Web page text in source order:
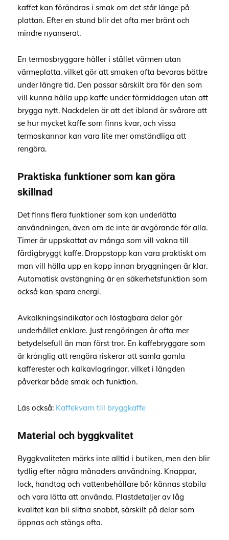
kaffet kan förändras i smak om det står länge på
plattan. Efter en stund blir det ofta mer bränt och
mindre nyanserat.
En termosbryggare håller i stället värmen utan
värmeplatta, vilket gör att smaken ofta bevaras bättre
under längre tid. Den passar särskilt bra för den som
vill kunna hälla upp kaffe under förmiddagen utan att
brygga nytt. Nackdelen är att det ibland är svårare att
se hur mycket kaffe som finns kvar, och vissa
termoskannor kan vara lite mer omständliga att
rengöra.
Praktiska funktioner som kan göra
skillnad
Det finns flera funktioner som kan underlätta
användningen, även om de inte är avgörande för alla.
Timer är uppskattat av många som vill vakna till
färdigbryggt kaffe. Droppstopp kan vara praktiskt om
man vill hälla upp en kopp innan bryggningen är klar.
Automatisk avstängning är en säkerhetsfunktion som
också kan spara energi.
Avkalkningsindikator och löstagbara delar gör
underhållet enklare. Just rengöringen är ofta mer
betydelsefull än man först tror. En kaffebryggare som
är krånglig att rengöra riskerar att samla gamla
kafferester och kalkavlagringar, vilket i längden
påverkar både smak och funktion.
Läs också: Kaffekvarn till bryggkaffe
Material och byggkvalitet
Byggkvaliteten märks inte alltid i butiken, men den blir
tydlig efter några månaders användning. Knappar,
lock, handtag och vattenbehållare bör kännas stabila
och vara lätta att använda. Plastdetaljer av låg
kvalitet kan bli slitna snabbt, särskilt på delar som
öppnas och stängs ofta.